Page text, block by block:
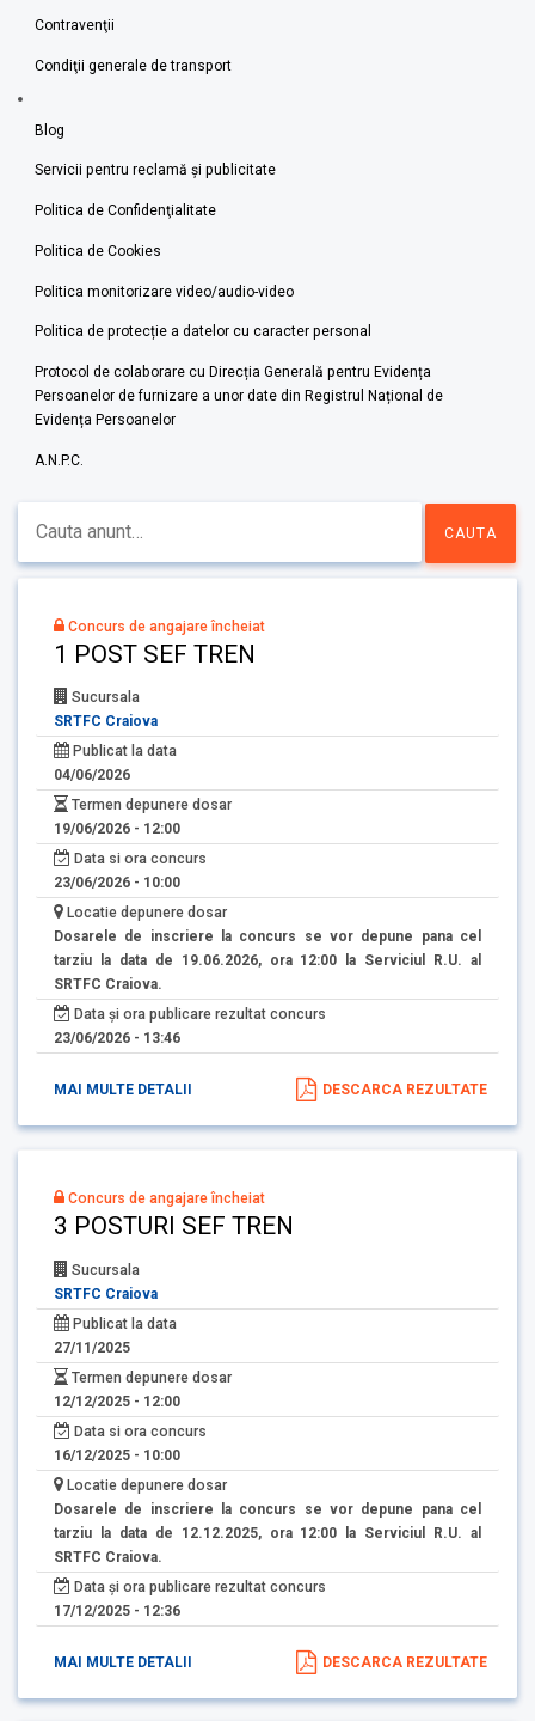
Contravenţii
Condiţii generale de transport
Blog
Servicii pentru reclamă și publicitate
Politica de Confidenţialitate
Politica de Cookies
Politica monitorizare video/audio-video
Politica de protecție a datelor cu caracter personal
Protocol de colaborare cu Direcția Generală pentru Evidența
Persoanelor de furnizare a unor date din Registrul Național de
Evidența Persoanelor
A.N.P.C.
Concurs de angajare încheiat
1 POST SEF TREN
Sucursala
SRTFC Craiova
Publicat la data
04/06/2026
Termen depunere dosar
19/06/2026 - 12:00
Data si ora concurs
23/06/2026 - 10:00
Locatie depunere dosar
Dosarele de inscriere la concurs se vor depune pana cel
tarziu la data de 19.06.2026, ora 12:00 la Serviciul R.U. al
SRTFC Craiova.
Data și ora publicare rezultat concurs
23/06/2026 - 13:46
MAI MULTE DETALII DESCARCA REZULTATE
Concurs de angajare încheiat
3 POSTURI SEF TREN
Sucursala
SRTFC Craiova
Publicat la data
27/11/2025
Termen depunere dosar
12/12/2025 - 12:00
Data si ora concurs
16/12/2025 - 10:00
Locatie depunere dosar
Dosarele de inscriere la concurs se vor depune pana cel
tarziu la data de 12.12.2025, ora 12:00 la Serviciul R.U. al
SRTFC Craiova.
Data și ora publicare rezultat concurs
17/12/2025 - 12:36
MAI MULTE DETALII DESCARCA REZULTATE